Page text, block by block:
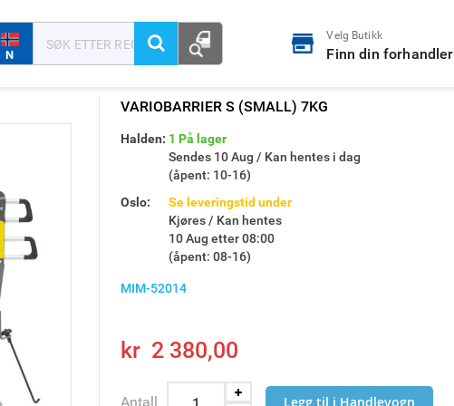
N
Velg Butikk
Finn din forhandler
VARIOBARRIER S (SMALL) 7KG
Halden: 1 På lager
Sendes 10 Aug / Kan hentes i dag
(åpent: 10-16)
Oslo:
Se leveringstid under
Kjøres / Kan hentes
10 Aug etter 08:00
(åpent: 08-16)
MIM-52014
kr 2 380,00
Antall Legg til i Handlevogn